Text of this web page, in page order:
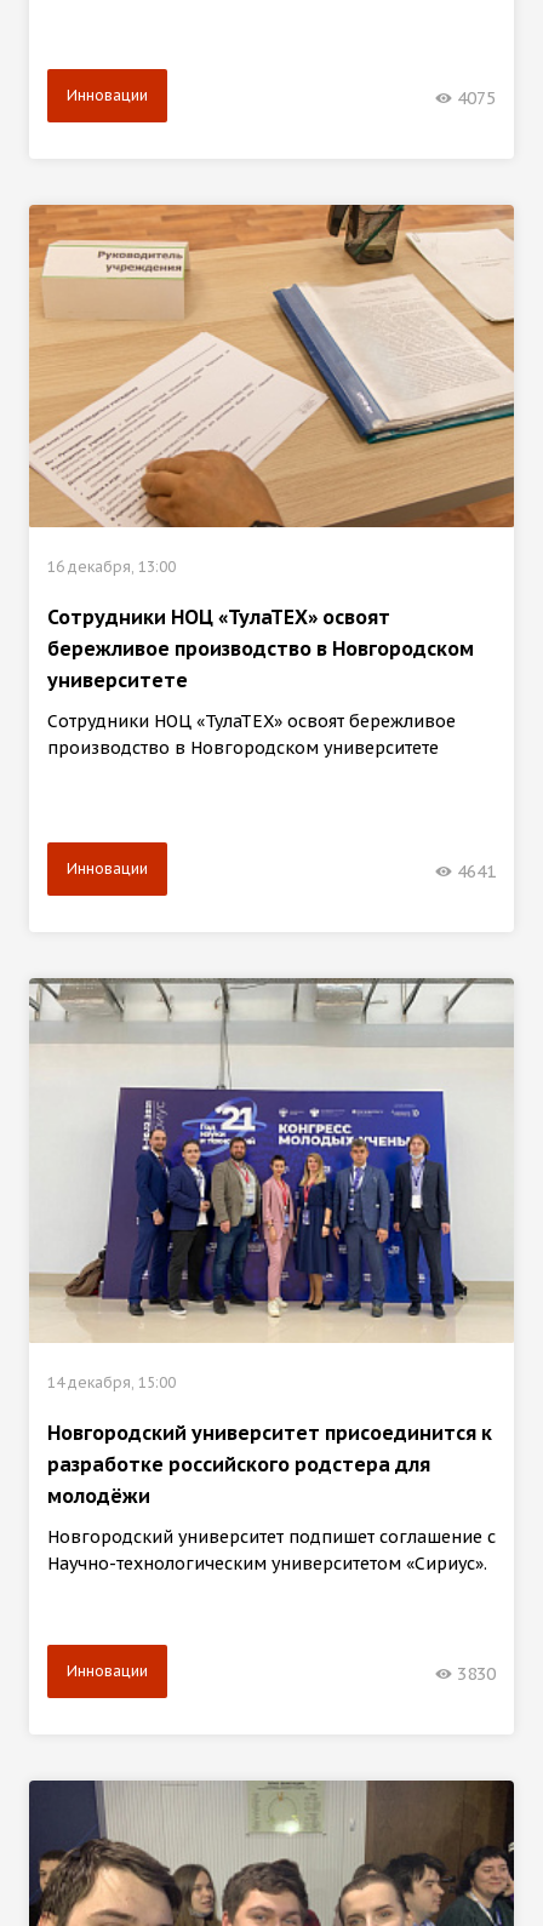
Инновации 4075
16 декабря, 13:00
Сотрудники НОЦ «ТулаТЕХ» освоят
бережливое производство в Новгородском
университете
Сотрудники НОЦ «ТулаТЕХ» освоят бережливое
производство в Новгородском университете
Инновации 4641
14 декабря, 15:00
Новгородский университет присоединится к
разработке российского родстера для
молодёжи
Новгородский университет подпишет соглашение с
Научно-технологическим университетом «Сириус».
Инновации 3830